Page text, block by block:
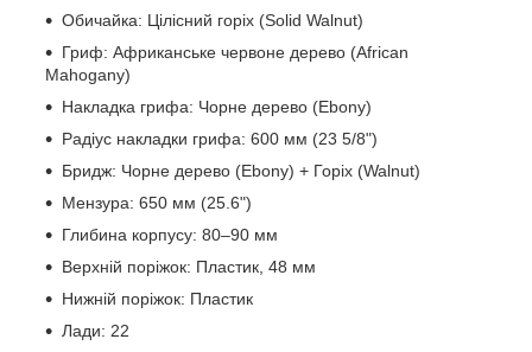
Обичайка: Цілісний горіх (Solid Walnut)
Гриф: Африканське червоне дерево (African
Mahogany)
Накладка грифа: Чорне дерево (Ebony)
Радіус накладки грифа: 600 мм (23 5/8")
Бридж: Чорне дерево (Ebony) + Горіх (Walnut)
Мензура: 650 мм (25.6")
Глибина корпусу: 80–90 мм
Верхній поріжок: Пластик, 48 мм
Нижній поріжок: Пластик
Лади: 22